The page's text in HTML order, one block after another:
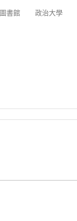
書館 政治大學